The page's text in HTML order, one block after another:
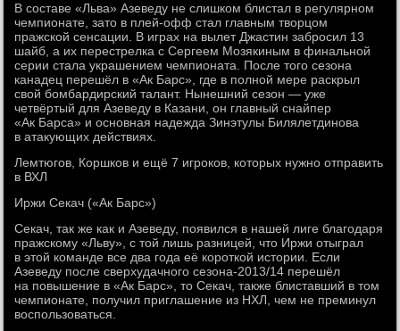
В составе «Льва» Азеведу не слишком блистал в регулярном
чемпионате, зато в плей-офф стал главным творцом
пражской сенсации. В играх на вылет Джастин забросил 13
шайб, а их перестрелка с Сергеем Мозякиным в финальной
серии стала украшением чемпионата. После того сезона
канадец перешёл в «Ак Барс», где в полной мере раскрыл
свой бомбардирский талант. Нынешний сезон — уже
четвёртый для Азеведу в Казани, он главный снайпер
«Ак Барса» и основная надежда Зинэтулы Билялетдинова
в атакующих действиях.
Лемтюгов, Коршков и ещё 7 игроков, которых нужно отправить
в ВХЛ
Иржи Секач («Ак Барс»)
Секач, так же как и Азеведу, появился в нашей лиге благодаря
пражскому «Льву», с той лишь разницей, что Иржи отыграл
в этой команде все два года её короткой истории. Если
Азеведу после сверхудачного сезона-2013/14 перешёл
на повышение в «Ак Барс», то Секач, также блиставший в том
чемпионате, получил приглашение из НХЛ, чем не преминул
воспользоваться.